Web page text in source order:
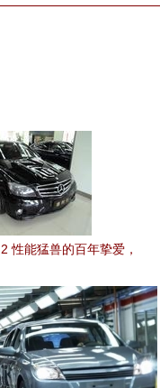
性能猛兽的百年挚爱，